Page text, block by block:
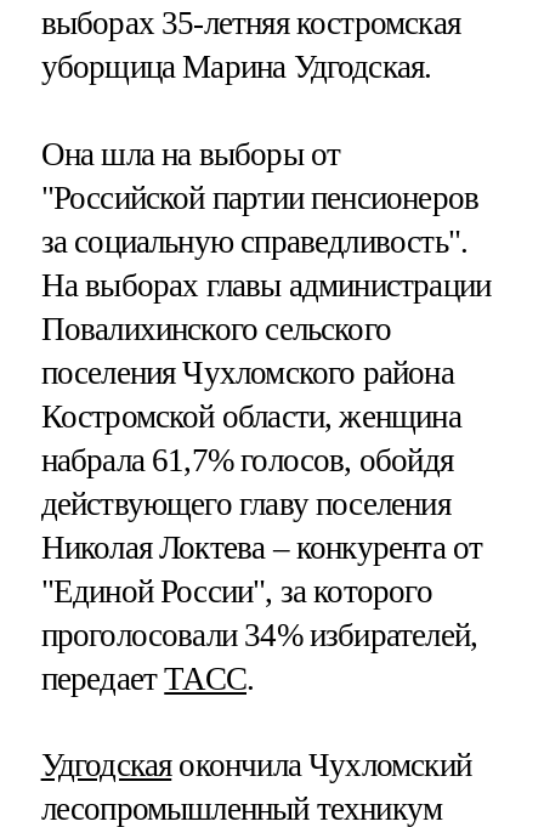
выборах 35-летняя костромская
уборщица Марина Удгодская.
Она шла на выборы от
"Российской партии пенсионеров
за социальную справедливость".
На выборах главы администрации
Повалихинского сельского
поселения Чухломского района
Костромской области, женщина
набрала 61,7% голосов, обойдя
действующего главу поселения
Николая Локтева – конкурента от
"Единой России", за которого
проголосовали 34% избирателей,
передаетТАСС.
Удгодскаяокончила Чухломский
лесопромышленный техникум